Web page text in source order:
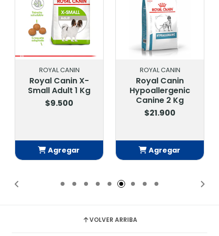
ROYAL CANIN
Royal Canin X-
Small Adult 1 Kg
$9.500
Agregar
ROYAL CANIN
Royal Canin
Hypoallergenic
Canine 2 Kg
$21.900
Agregar
VOLVER ARRIBA